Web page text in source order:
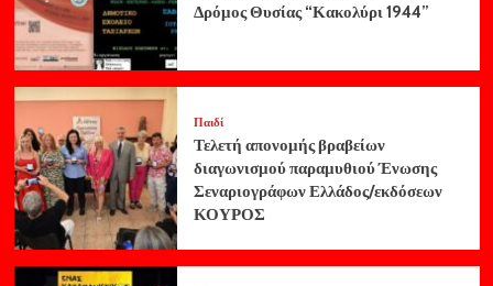
Δρόμος Θυσίας “Κακολύρι 1944”
Παιδί
Τελετή απονομής βραβείων
διαγωνισμού παραμυθιού Ένωσης
Σεναριογράφων Ελλάδος/εκδόσεων
ΚΟΥΡΟΣ